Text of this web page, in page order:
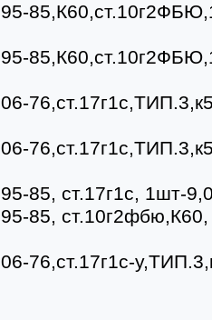
85, ст.17г1с, 1шт-
85,
76,ст.17г1с-